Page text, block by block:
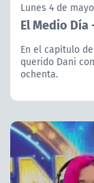
Lunes 4 de
El Medio Día
En el capítulo
querido Dani
ochenta.